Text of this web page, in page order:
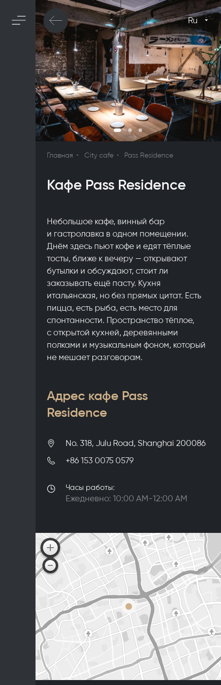
Ru
Главная City cafe Pass Residence
Кафе Pass Residence
Небольшое кафе, винный бар
и гастролавка в одном помещении.
Днём здесь пьют кофе и едят тёплые
тосты, ближе к вечеру — открывают
бутылки и обсуждают, стоит ли
заказывать ещё пасту. Кухня
итальянская, но без прямых цитат. Есть
пицца, есть рыба, есть место для
спонтанности. Пространство тёплое,
с открытой кухней, деревянными
полками и музыкальным фоном, который
не мешает разговорам.
Адрес кафе Pass
Residence
No. 318, Julu Road, Shanghai 200086
+86 153 0075 0579
Часы работы:
Ежедневно: 10:00 АМ-12:00 АМ